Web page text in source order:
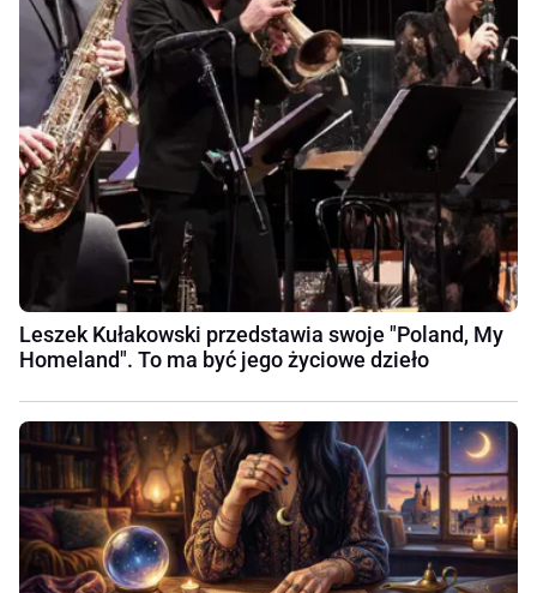
Leszek Kułakowski przedstawia swoje "Poland, My
Homeland". To ma być jego życiowe dzieło